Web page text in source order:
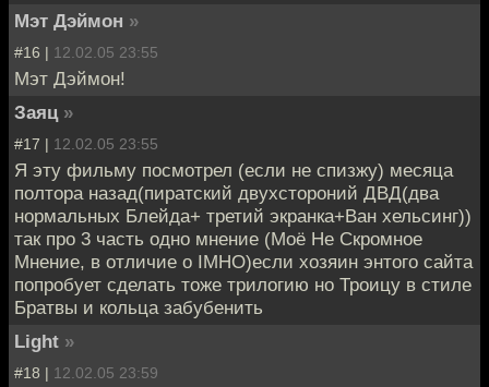
Мэт Дэймон »
#16 | 12.02.05 23:55
Мэт Дэймон!
Заяц »
#17 | 12.02.05 23:55
Я эту фильму посмотрел (если не спизжу) месяца
полтора назад(пиратский двухстороний ДВД(два
нормальных Блейда+ третий экранка+Ван хельсинг))
так про 3 часть одно мнение (Моё Не Скромное
Мнение, в отличие о IMHO)если хозяин энтого сайта
попробует сделать тоже трилогию но Троицу в стиле
Братвы и кольца забубенить
Light »
#18 | 12.02.05 23:59